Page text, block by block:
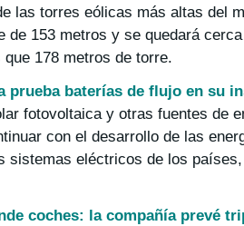
las torres eólicas más altas del
de 153 metros y se quedará cerca
que 178 metros de torre.
prueba baterías de flujo en su
fotovoltaica y otras fuentes de
con el desarrollo de las
sistemas eléctricos de los
coches: la compañía prevé